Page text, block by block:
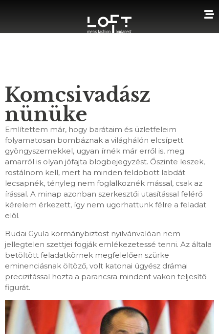
Komcsivadász
nünüke
Említettem már, hogy barátaim és üzletfeleim
folyamatosan bombáznak a világhálón elcsípett
gyöngyszemekkel, ugyan írnék már erről is, meg
amarról is olyan jófajta blogbejegyzést. Őszinte leszek,
rostálnom kell, mert ha minden feldobott labdát
lecsapnék, tényleg nem foglalkoznék mással, csak az
írással. A minap azonban szerkesztői utasítással felérő
kérelem érkezett, így nem ugorhattunk félre a feladat
elől.
Budai Gyula kormánybiztost nyilvánvalóan nem
jellegtelen szettjei fogják emlékezetessé tenni. Az általa
betöltött feladatkörnek megfelelően szürke
eminenciásnak öltöző, volt katonai ügyész drámai
precizitással hozta a parancsra mindent vakon teljesítő
figurát.